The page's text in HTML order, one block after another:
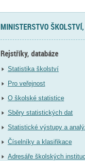
MINISTERSTVO
Rejstříky, databáze
Statistika školství
Pro veřejnost
O školské statistice
Sběry statistických dat
Statistické výstupy a
Číselníky a klasifikace
Adresáře školských